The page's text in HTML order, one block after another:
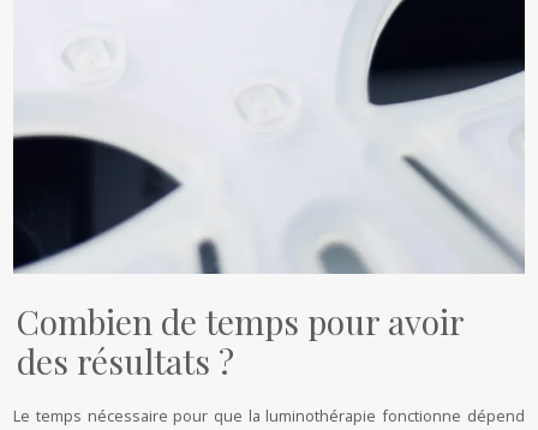
Combien de temps pour avoir
des résultats ?
Le temps nécessaire pour que la luminothérapie fonctionne dépend